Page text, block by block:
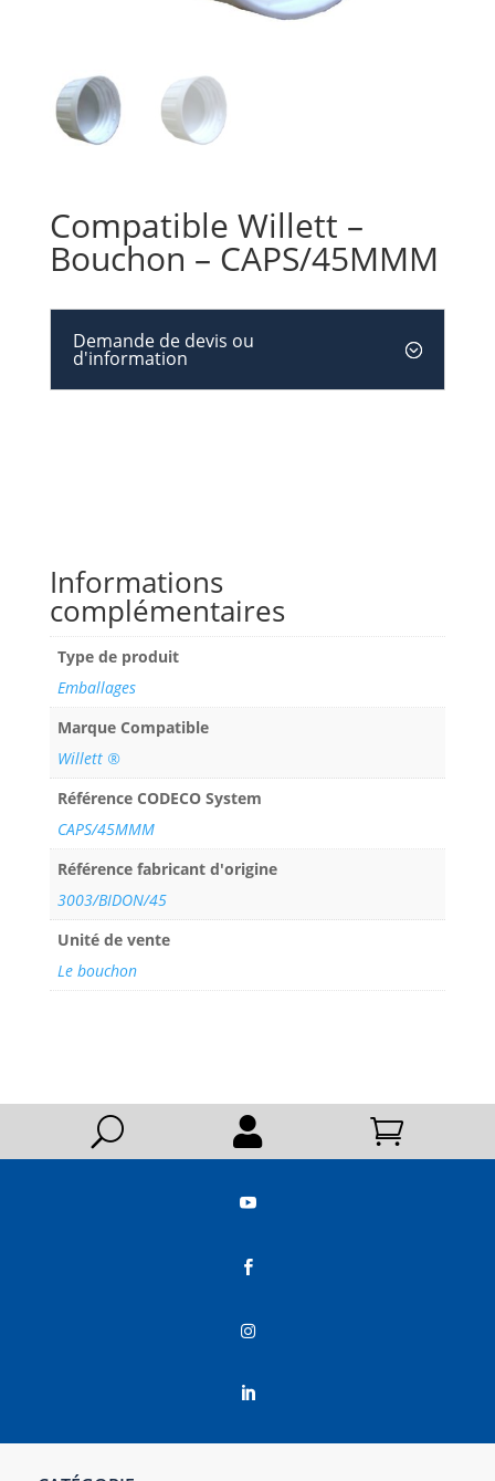
Compatible Willett –
Bouchon – CAPS/45MMM
Demande de devis ou
d'information
Informations
complémentaires
Type de produit
Emballages
Marque Compatible
Willett ®
Référence CODECO System
CAPS/45MMM
Référence fabricant d'origine
3003/BIDON/45
Unité de vente
Le bouchon
U  



